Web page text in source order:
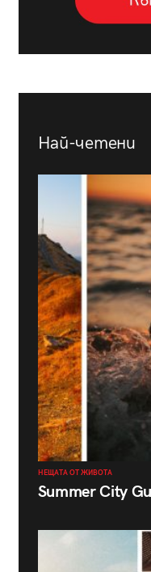
Най-четени
НЕЩАТА ОТ ЖИВОТА
Summer City